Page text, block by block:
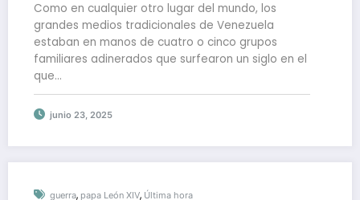
Como en cualquier otro lugar del mundo, los
grandes medios tradicionales de Venezuela
estaban en manos de cuatro o cinco grupos
familiares adinerados que surfearon un siglo en el
que…
junio 23, 2025
guerra, papa León XIV, Última hora